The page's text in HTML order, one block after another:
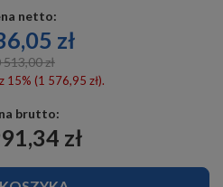
netto:
zł
513,00 zł
15% (1 576,95 zł).
brutto:
zł